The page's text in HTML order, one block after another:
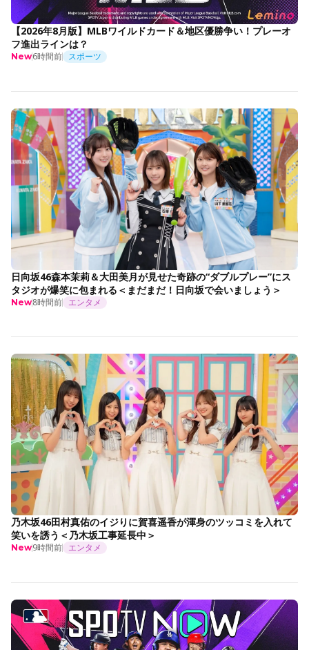
【2026年8月版】MLBワイルドカード＆地区優勝争い！プレーオ
フ進出ラインは？
New6時間前 スポーツ
日向坂46森本茉莉＆大田美月が見せた奇跡の“ダブルプレー”にス
タジオが爆笑に包まれる＜まだまだ！日向坂で会いましょう＞
New8時間前 エンタメ
乃木坂46田村真佑のイジりに賀喜遥香が渾身のツッコミを入れて
笑いを誘う＜乃木坂工事延長中＞
New9時間前 エンタメ